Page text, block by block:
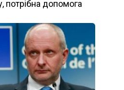
потрібна допомога